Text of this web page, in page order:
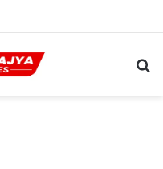
याचिका खारिज